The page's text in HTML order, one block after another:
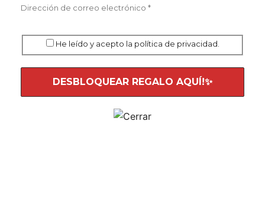
He leído y acepto la política de privacidad.